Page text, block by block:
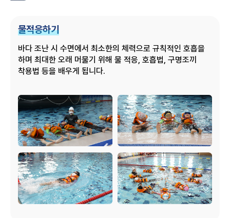
물적응하기
바다 조난 시 수면에서 최소한의 체력으로 규칙적인 호흡을
하며 최대한 오래 머물기 위해 물 적응, 호흡법, 구명조끼
착용법 등을 배우게 됩니다.